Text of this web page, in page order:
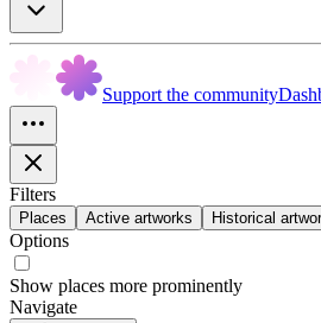
Support the community
Filters
Places Active artworks Historical
Options
Show places more prominently
Navigate